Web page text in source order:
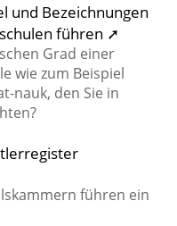
und Bezeichnungen
führen ➚
Grad einer
wie zum Beispiel
nauk, den Sie in
führen ein